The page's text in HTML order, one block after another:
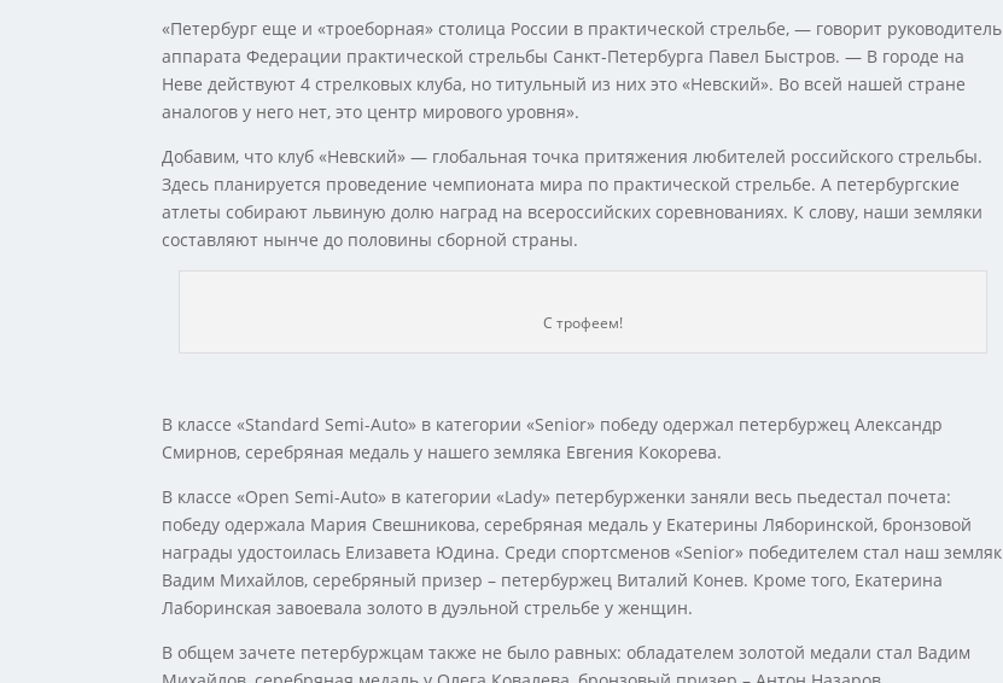
«Петербург еще и «троеборная» столица России в практической стрельбе, — говорит руководитель
аппарата Федерации практической стрельбы Санкт-Петербурга Павел Быстров. — В городе на
Неве действуют 4 стрелковых клуба, но титульный из них это «Невский». Во всей нашей стране
аналогов у него нет, это центр мирового уровня».
Добавим, что клуб «Невский» — глобальная точка притяжения любителей российского стрельбы.
Здесь планируется проведение чемпионата мира по практической стрельбе. А петербургские
атлеты собирают львиную долю наград на всероссийских соревнованиях. К слову, наши земляки
составляют нынче до половины сборной страны.
С трофеем!
В классе «Standard Semi-Auto» в категории «Senior» победу одержал петербуржец Александр
Смирнов, серебряная медаль у нашего земляка Евгения Кокорева.
В классе «Open Semi-Auto» в категории «Lady» петербурженки заняли весь пьедестал почета:
победу одержала Мария Свешникова, серебряная медаль у Екатерины Ляборинской, бронзовой
награды удостоилась Елизавета Юдина. Среди спортсменов «Senior» победителем стал наш земляк
Вадим Михайлов, серебряный призер – петербуржец Виталий Конев. Кроме того, Екатерина
Лаборинская завоевала золото в дуэльной стрельбе у женщин.
В общем зачете петербуржцам также не было равных: обладателем золотой медали стал Вадим